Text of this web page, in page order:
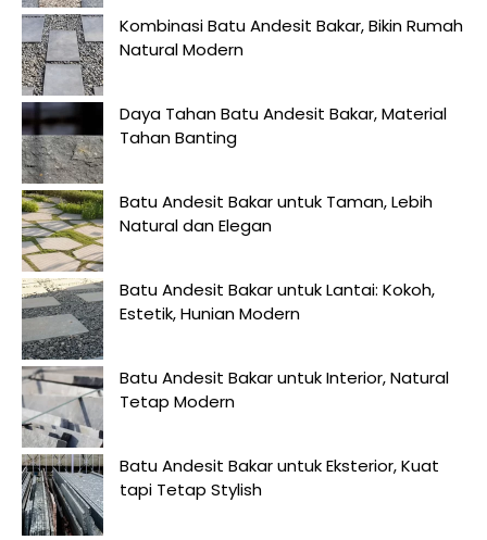
Kombinasi Batu Andesit Bakar, Bikin Rumah
Natural Modern
Daya Tahan Batu Andesit Bakar, Material
Tahan Banting
Batu Andesit Bakar untuk Taman, Lebih
Natural dan Elegan
Batu Andesit Bakar untuk Lantai: Kokoh,
Estetik, Hunian Modern
Batu Andesit Bakar untuk Interior, Natural
Tetap Modern
Batu Andesit Bakar untuk Eksterior, Kuat
tapi Tetap Stylish